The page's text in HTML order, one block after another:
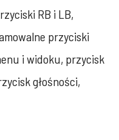
RB i LB,
przyciski
i widoku, przycisk
głośności,